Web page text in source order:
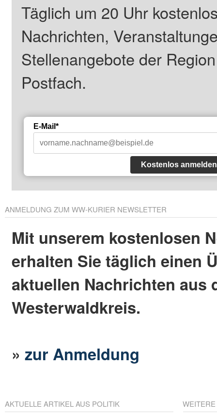
Täglich um 20 Uhr
Nachrichten,
Stellenangebote der
Postfach.
E-Mail*
Kostenlos anmelden
ANMELDUNG ZUM WW-KURIER NEWSLETTER
Mit unserem kostenlosen
erhalten Sie täglich einen
aktuellen Nachrichten aus
Westerwaldkreis.
»zur Anmeldung
AKTUELLE ARTIKEL AUS POLITIK